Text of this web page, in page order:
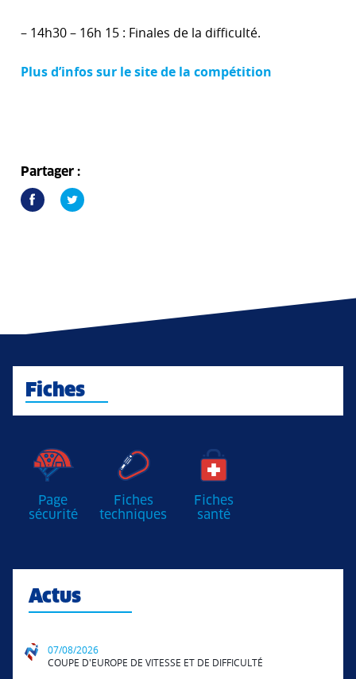
– 14h30 – 16h 15 : Finales de la difficulté.
Plus d’infos sur le site de la compétition
Partager :
Fiches
Page
sécurité
Fiches
techniques
Fiches
santé
Actus
07/08/2026
COUPE D'EUROPE DE VITESSE ET DE DIFFICULTÉ